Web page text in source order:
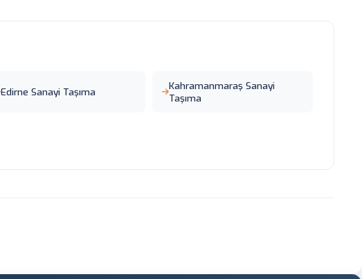
Edirne Sanayi Taşıma
Kahramanmaraş Sanayi
Taşıma